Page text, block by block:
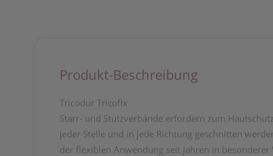
Produkt-Beschreibung
Tricodur Tricofix
Starr- und Stützverbände erfordern zum
jeder Stelle und in jede Richtung geschnitten
der flexiblen Anwendung seit Jahren in